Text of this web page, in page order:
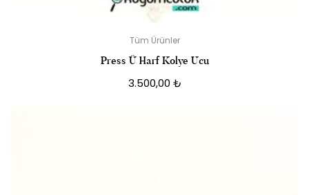
Tüm Ürünler
Press Ü Harf Kolye Ucu
3.500,00 ₺